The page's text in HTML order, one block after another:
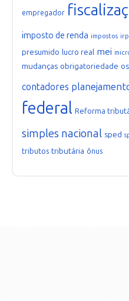
empregador
imposto de renda impostos
presumido lucro real mei
mudanças obrigatoriedade
contadores
federal Reforma
simples nacional sped
tributos tributária ônus